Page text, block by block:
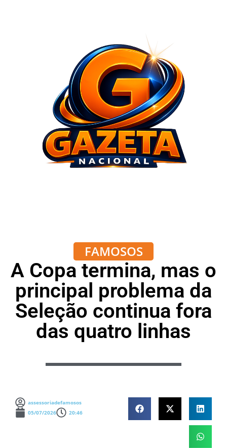
FAMOSOS
A Copa termina, mas o
principal problema da
Seleção continua fora
das quatro linhas
assessoriadefamosos
05/07/2026
20:46